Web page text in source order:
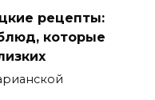
рецепты:
которые